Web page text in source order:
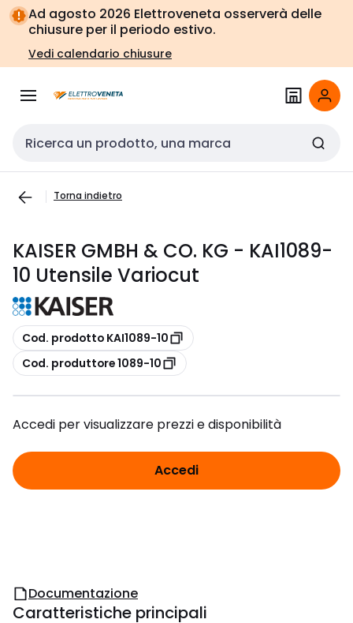
Vai alla
navigazione
Vai
alla
pagina
Ad agosto 2026 Elettroveneta osserverà delle
chiusure per il periodo estivo.
Vedi calendario chiusure
Cerca input
Torna indietro
KAISER GMBH & CO. KG - KAI1089-
10 Utensile Variocut
copia
Cod. prodotto KAI1089-10
copia
Cod. produttore 1089-10
Accedi per visualizzare prezzi e disponibilità
Accedi
Documentazione
Caratteristiche principali